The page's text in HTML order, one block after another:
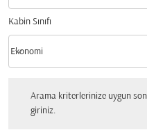
Kabin Sınıfı
Kabin Sınıfı option Ekonomi Selected
Ekonomi
keyboard_arrow_down
Arama kriterlerinize uygun
giriniz.